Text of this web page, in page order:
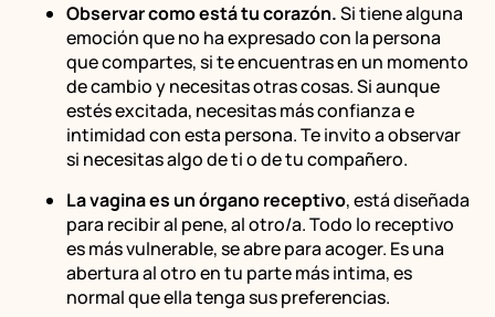
Observar como está tu corazón.Si tiene alguna
emoción que no ha expresado con la persona
que compartes, si te encuentras en un momento
de cambio y necesitas otras cosas. Si aunque
estés excitada, necesitas más confianza e
intimidad con esta persona. Te invito a observar
si necesitas algo de ti o de tu compañero.
La vagina es un órgano receptivo, está diseñada
para recibir al pene, al otro/a. Todo lo receptivo
es más vulnerable, se abre para acoger. Es una
abertura al otro en tu parte más intima, es
normal que ella tenga sus preferencias.